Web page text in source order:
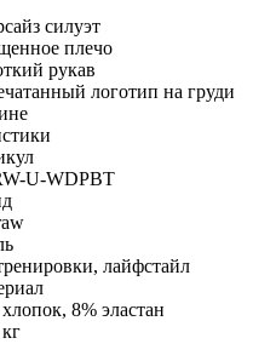
силуэт
плечо
рукав
логотип на груди
U-WDPBT
лайфстайл
8% эластан